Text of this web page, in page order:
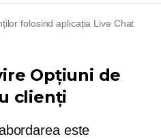
folosind aplicația Live Chat
Opțiuni de
clienți
este